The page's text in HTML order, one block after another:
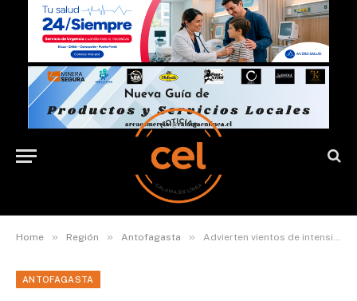
Home » Región » Antofagasta » Advierten vientos de intensidad para esta semana
ANTOFAGASTA